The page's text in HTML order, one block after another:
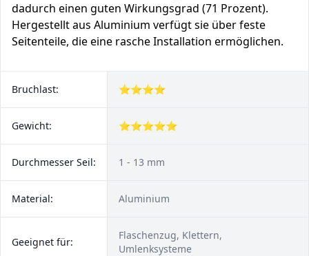
dadurch einen guten Wirkungsgrad (71 Prozent).
Hergestellt aus Aluminium verfügt sie über feste
Seitenteile, die eine rasche Installation ermöglichen.
Bruchlast: ⭐⭐⭐⭐
Gewicht: ⭐⭐⭐⭐⭐
Durchmesser Seil: 1 - 13 mm
Material: Aluminium
Geeignet für:
Flaschenzug, Klettern,
Umlenksysteme